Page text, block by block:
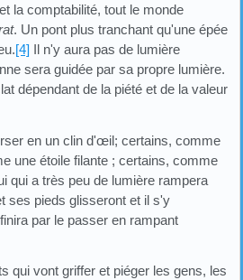
la comptabilité, tout le monde
. Un pont plus tranchant qu'une épée
[4] Il n'y aura pas de lumière
sera guidée par sa propre lumière.
dépendant de la piété et de la valeur
en un clin d'œil; certains, comme
une étoile filante ; certains, comme
qui a très peu de lumière rampera
ses pieds glisseront et il s'y
par le passer en rampant
qui vont griffer et piéger les gens, les